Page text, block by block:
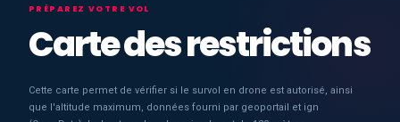
PRÉPAREZ VOTRE VOL
Carte des restrictions
Cette carte permet de vérifier si le survol en drone est autorisé, ainsi
que l'altitude maximum, données fourni par geoportail et ign